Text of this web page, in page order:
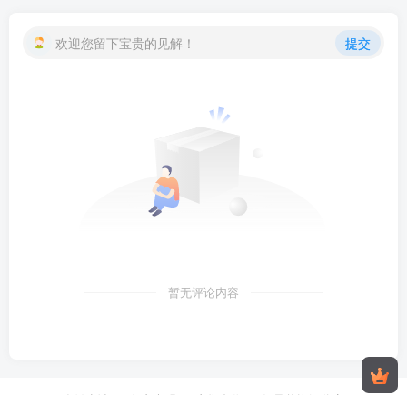
欢迎您留下宝贵的见解！ 提交
暂无评论内容